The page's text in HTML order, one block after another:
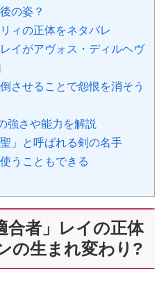
の姿？
ィの正体をネタバレ
イがアヴォス・ディルヘヴ
させることで怨恨を消そう
強さや能力を解説
」と呼ばれる剣の名手
うこともできる
合者」レイの正体
の生まれ変わり?